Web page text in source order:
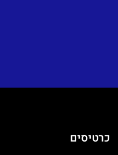
כרטיסים